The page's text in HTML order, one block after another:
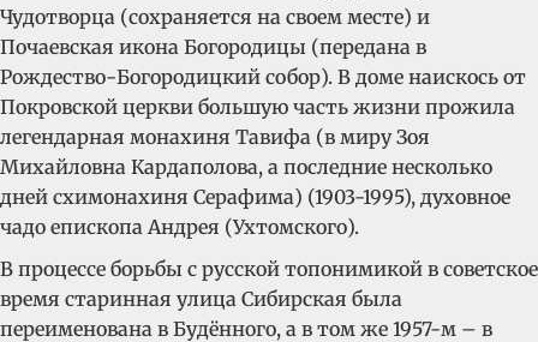
Чудотворца (сохраняется на своем месте) и
Почаевская икона Богородицы (передана в
Рождество-Богородицкий собор). В доме наискось от
Покровской церкви большую часть жизни прожила
легендарная монахиня Тавифа (в миру Зоя
Михайловна Кардаполова, а последние несколько
дней схимонахиня Серафима) (1903-1995), духовное
чадо епископа Андрея (Ухтомского).
В процессе борьбы с русской топонимикой в советское
время старинная улица Сибирская была
переименована в Будённого, а в том же 1957-м – в